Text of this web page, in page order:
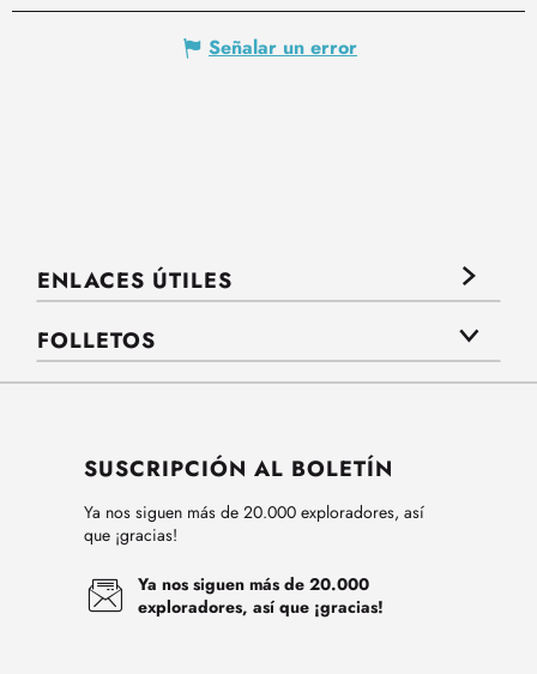
Señalar un error
ENLACES ÚTILES
FOLLETOS
SUSCRIPCIÓN AL BOLETÍN
Ya nos siguen más de 20.000 exploradores, así
que ¡gracias!
Ya nos siguen más de 20.000
exploradores, así que ¡gracias!